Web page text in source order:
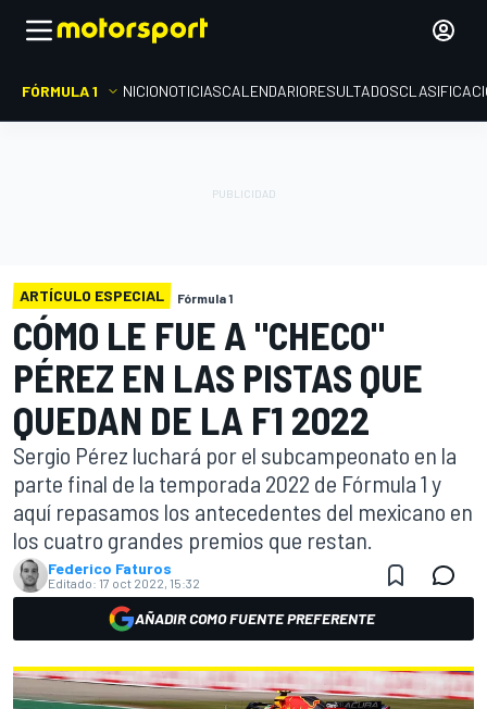
FÓRMULA 1 INICIONOTICIASCALENDARIORESULTADOS
ARTÍCULO ESPECIAL Fórmula 1
CÓMO LE FUE A "CHECO"
PÉREZ EN LAS PISTAS QUE
QUEDAN DE LA F1 2022
Sergio Pérez luchará por el subcampeonato en la
parte final de la temporada 2022 de Fórmula 1 y
aquí repasamos los antecedentes del mexicano en
los cuatro grandes premios que restan.
Federico Faturos
Editado: 17 oct 2022, 15:32
AÑADIR COMO FUENTE PREFERENTE